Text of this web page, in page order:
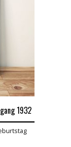
1932